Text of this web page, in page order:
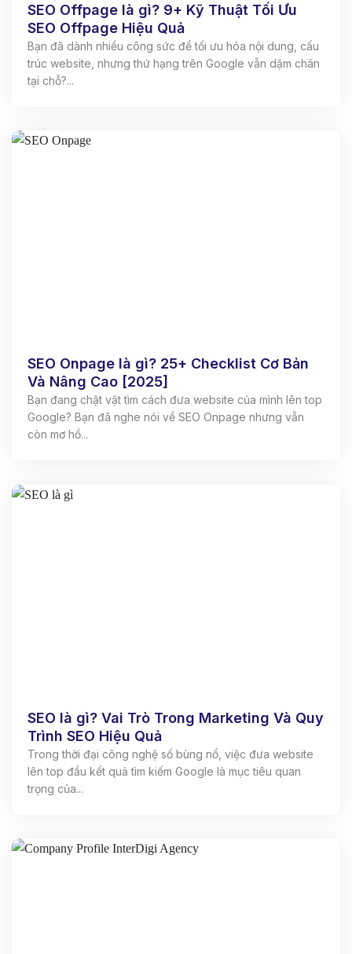
SEO Offpage là gì? 9+ Kỹ Thuật Tối Ưu
SEO Offpage Hiệu Quả
Bạn đã dành nhiều công sức để tối ưu hóa nội dung, cấu
trúc website, nhưng thứ hạng trên Google vẫn dậm chân
tại chỗ?...
SEO Onpage là gì? 25+ Checklist Cơ Bản
Và Nâng Cao [2025]
Bạn đang chật vật tìm cách đưa website của mình lên top
Google? Bạn đã nghe nói về SEO Onpage nhưng vẫn
còn mơ hồ...
SEO là gì? Vai Trò Trong Marketing Và Quy
Trình SEO Hiệu Quả
Trong thời đại công nghệ số bùng nổ, việc đưa website
lên top đầu kết quả tìm kiếm Google là mục tiêu quan
trọng của...